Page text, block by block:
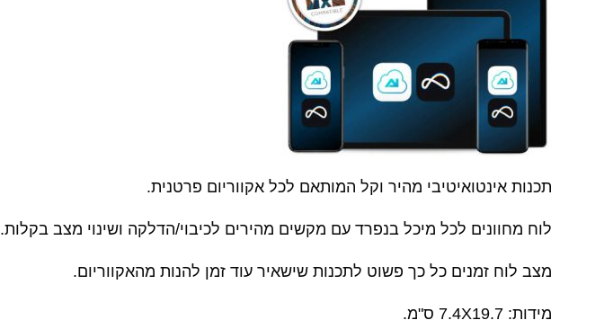
תכנות אינטואיטיבי מהיר וקל המותאם לכל אקווריום פרטנית.
לוח מחוונים לכל מיכל בנפרד עם מקשים מהירים לכיבוי/הדלקה ושינוי מצב בקלות.
מצב לוח זמנים כל כך פשוט לתכנות שישאיר עוד זמן להנות מהאקווריום.
מידות: 7.4X19.7 ס"מ.